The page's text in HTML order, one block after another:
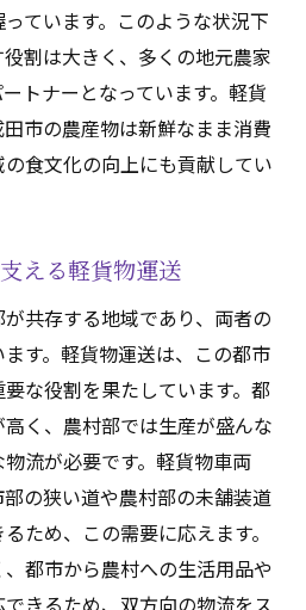
ています。このような状況下
割は大きく、多くの地元農家
トナーとなっています。軽貨
市の農産物は新鮮なまま消費
食文化の向上にも貢献してい
える軽貨物運送
共存する地域であり、両者の
す。軽貨物運送は、この都市
な役割を果たしています。都
く、農村部では生産が盛んな
流が必要です。軽貨物車両
の狭い道や農村部の未舗装道
ため、この需要に応えます。
都市から農村への生活用品や
きるため、双方向の物流をス